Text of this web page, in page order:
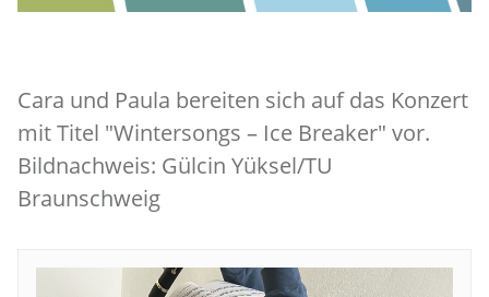
Cara und Paula bereiten sich auf das Konzert
mit Titel "Wintersongs – Ice Breaker" vor.
Bildnachweis: Gülcin Yüksel/TU
Braunschweig